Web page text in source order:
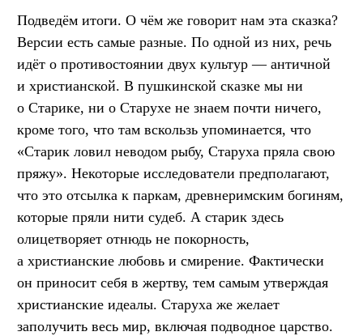
Подведём итоги. О чём же говорит нам эта сказка?
Версии есть самые разные. По одной из них, речь
идёт о противостоянии двух культур — античной
и христианской. В пушкинской сказке мы ни
о Старике, ни о Старухе не знаем почти ничего,
кроме того, что там вскользь упоминается, что
«Старик ловил неводом рыбу, Старуха пряла свою
пряжу». Некоторые исследователи предполагают,
что это отсылка к паркам, древнеримским богиням,
которые пряли нити судеб. А старик здесь
олицетворяет отнюдь не покорность,
а христианские любовь и смирение. Фактически
он приносит себя в жертву, тем самым утверждая
христианские идеалы. Старуха же желает
заполучить весь мир, включая подводное царство.